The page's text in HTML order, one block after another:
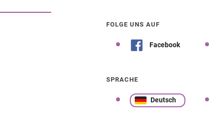
FOLGE UNS AUF
Facebook
SPRACHE
Deutsch